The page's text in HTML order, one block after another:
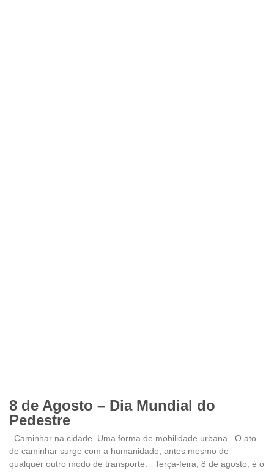
8 de Agosto – Dia Mundial do
Pedestre
Caminhar na cidade. Uma forma de mobilidade urbana O ato
de caminhar surge com a humanidade, antes mesmo de
qualquer outro modo de transporte. Terça-feira, 8 de agosto, é o